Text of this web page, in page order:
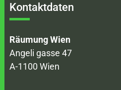
Kontaktdaten
Räumung Wien
Angeli gasse 47
A-1100 Wien